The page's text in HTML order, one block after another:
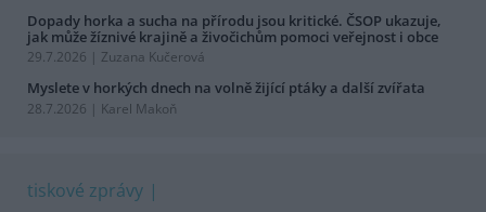
Dopady horka a sucha na přírodu jsou kritické. ČSOP ukazuje,
jak může žíznivé krajině a živočichům pomoci veřejnost i obce
29.7.2026 | Zuzana Kučerová
Myslete v horkých dnech na volně žijící ptáky a další zvířata
28.7.2026 | Karel Makoň
tiskové zprávy